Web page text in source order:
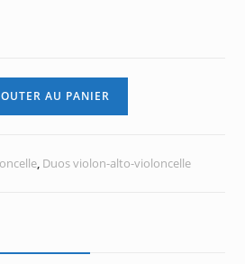
AU PANIER
, Duos violon-alto-violoncelle